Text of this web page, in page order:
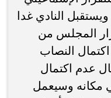
النادي غدا
المجلس من
النصاب
عدم اكتمال
مكانه وسيعمل